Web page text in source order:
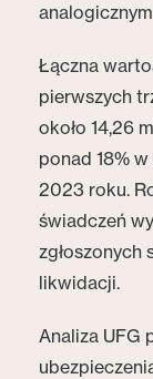
Łączna
pierwszych
około 14,26
ponad 18%
2023 roku.
świadczeń
zgłoszonych
likwidacji.
Analiza UFG